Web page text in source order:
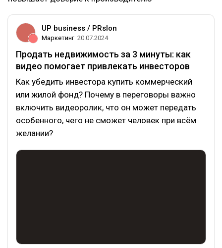
UP business / PRslon
Маркетинг 20.07.2024
Продать недвижимость за 3 минуты: как
видео помогает привлекать инвесторов
Как убедить инвестора купить коммерческий
или жилой фонд? Почему в переговоры важно
включить видеоролик, что он может передать
особенного, чего не сможет человек при всём
желании?